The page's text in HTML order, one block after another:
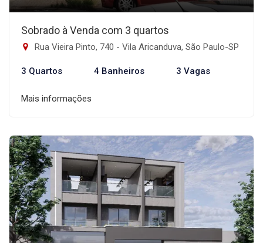
Sobrado à Venda com 3 quartos
Rua Vieira Pinto, 740 - Vila Aricanduva, São Paulo-SP
3 Quartos 4 Banheiros 3 Vagas
Mais informações